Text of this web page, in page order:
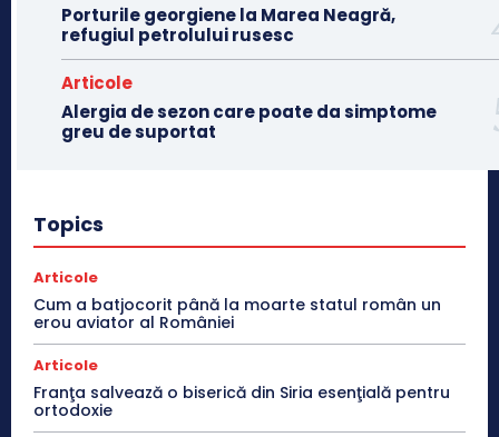
Porturile georgiene la Marea Neagră,
refugiul petrolului rusesc
Articole
Alergia de sezon care poate da simptome
greu de suportat
Topics
Articole
Cum a batjocorit până la moarte statul român un
erou aviator al României
Articole
Franţa salvează o biserică din Siria esenţială pentru
ortodoxie